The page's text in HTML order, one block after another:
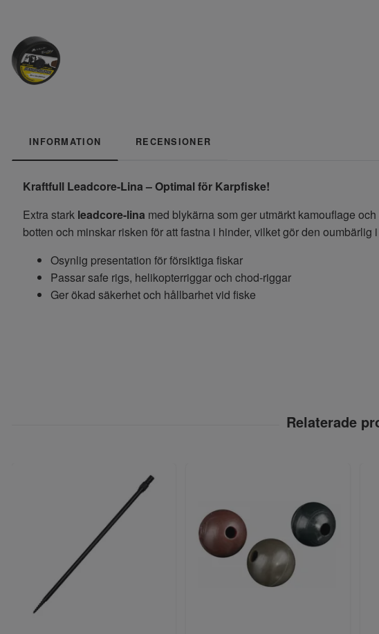
INFORMATION RECENSIONER
Kraftfull Leadcore-Lina – Optimal för Karpfiske!
Extra stark leadcore-lina med blykärna som ger utmärkt kamouflage
botten och minskar risken för att fastna i hinder, vilket gör den oumbärlig
Osynlig presentation för försiktiga fiskar
Passar safe rigs, helikopterriggar och chod-riggar
Ger ökad säkerhet och hållbarhet vid fiske